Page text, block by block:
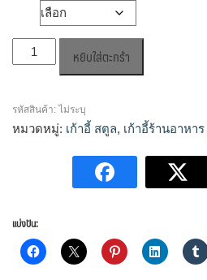
จำนวน
เก้าอี้
2P
ชิ้น
หยิบใส่ตะกร้า
รหัสสินค้า:ไม่ระบุ
หมวดหมู่: เก้าอี้ สตูล, เก้าอี้ร้านอาหาร
แบ่งปัน: